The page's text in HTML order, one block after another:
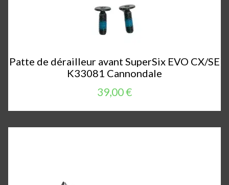
Patte de dérailleur avant SuperSix EVO CX/SE
K33081 Cannondale
39,00 €